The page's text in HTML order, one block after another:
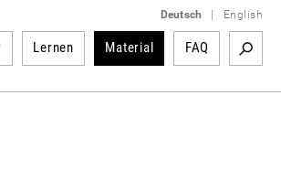
Deutsch English
Lernen Material FAQ